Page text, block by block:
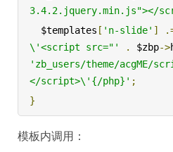
3.4.2.jquery.min.js"></
  $templates
[ 'n-slide' ]
\'<script src="'
. $zbp->
'zb_users/theme/acgME/
</script>\'{/php}' ;
}
模板内调用：